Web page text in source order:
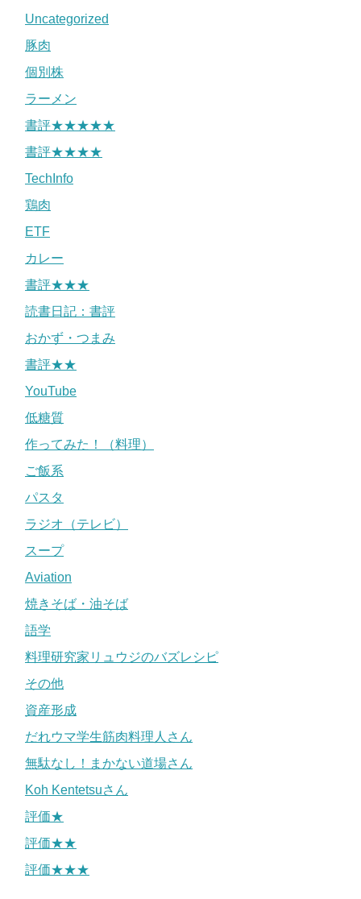
Uncategorized
豚肉
個別株
ラーメン
書評★★★★★
書評★★★★
TechInfo
鶏肉
ETF
カレー
書評★★★
読書日記：書評
おかず・つまみ
書評★★
YouTube
低糖質
作ってみた！（料理）
ご飯系
パスタ
ラジオ（テレビ）
スープ
Aviation
焼きそば・油そば
語学
料理研究家リュウジのバズレシピ
その他
資産形成
だれウマ学生筋肉料理人さん
無駄なし！まかない道場さん
Koh Kentetsuさん
評価★
評価★★
評価★★★